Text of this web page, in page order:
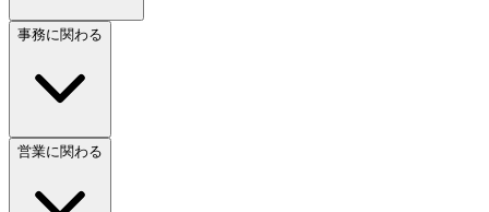
事務に関わる
営業に関わる